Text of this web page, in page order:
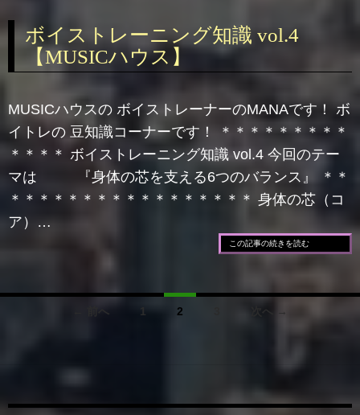
ボイストレーニング知識 vol.4
【MUSICハウス】
MUSICハウスの ボイストレーナーのMANAです！ ボ
イトレの 豆知識コーナーです！ ＊＊＊＊＊＊＊＊＊
＊＊＊＊ ボイストレーニング知識 vol.4 今回のテー
マは 『身体の芯を支える6つのバランス』 ＊＊
＊＊＊＊＊＊＊＊＊＊＊＊＊＊＊＊＊ 身体の芯（コ
ア）…
この記事の続きを読む
← 前へ 1 2 次へ →